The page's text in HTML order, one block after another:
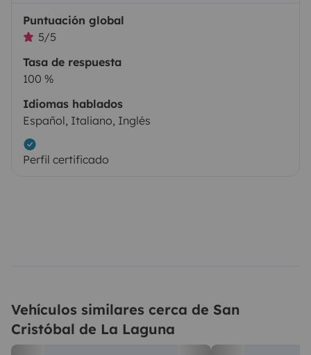
Puntuación global
5/5
Tasa de respuesta
100 %
Idiomas hablados
Español, Italiano, Inglés
Perfil certificado
Vehículos similares cerca de San
Cristóbal de La Laguna